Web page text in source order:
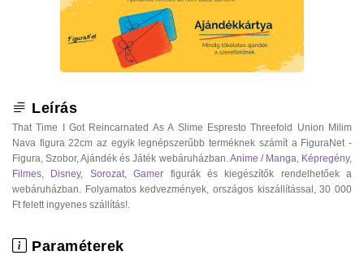
Leírás
That Time I Got Reincarnated As A Slime Espresto Threefold Union Milim
Nava figura 22cm az egyik legnépszerűbb terméknek számít a FiguraNet -
Figura, Szobor, Ajándék és Játék webáruházban. Anime / Manga Képregény,
Filmes
Disney, Sorozat,Gamer figurák és kiegészítők rendelhetőek a
webáruházban. Folyamatos kedvezmények, országos kiszállítással, 30 000
Ft felett ingyenes szállítás!.
Paraméterek